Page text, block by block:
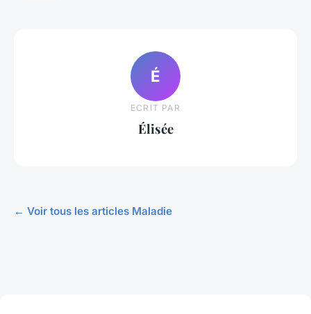
É
ECRIT PAR
Élisée
← Voir tous les articles Maladie